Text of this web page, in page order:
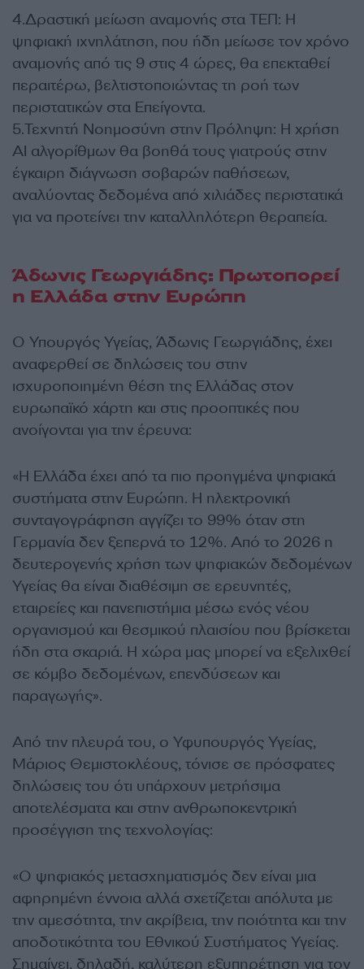
4.Δραστική μείωση αναμονής στα ΤΕΠ: Η
ψηφιακή ιχνηλάτηση, που ήδη μείωσε τον χρόνο
αναμονής από τις 9 στις 4 ώρες, θα επεκταθεί
περαιτέρω, βελτιστοποιώντας τη ροή των
περιστατικών στα Επείγοντα.
5.Τεχνητή Νοημοσύνη στην Πρόληψη: Η χρήση
AI αλγορίθμων θα βοηθά τους γιατρούς στην
έγκαιρη διάγνωση σοβαρών παθήσεων,
αναλύοντας δεδομένα από χιλιάδες περιστατικά
για να προτείνει την καταλληλότερη θεραπεία.
Άδωνις Γεωργιάδης: Πρωτοπορεί
η Ελλάδα στην Ευρώπη
Ο Υπουργός Υγείας, Άδωνις Γεωργιάδης, έχει
αναφερθεί σε δηλώσεις του στην
ισχυροποιημένη θέση της Ελλάδας στον
ευρωπαϊκό χάρτη και στις προοπτικές που
ανοίγονται για την έρευνα:
«Η Ελλάδα έχει από τα πιο προηγμένα ψηφιακά
συστήματα στην Ευρώπη. Η ηλεκτρονική
συνταγογράφηση αγγίζει το 99% όταν στη
Γερμανία δεν ξεπερνά το 12%. Από το 2026 η
δευτερογενής χρήση των ψηφιακών δεδομένων
Υγείας θα είναι διαθέσιμη σε ερευνητές,
εταιρείες και πανεπιστήμια μέσω ενός νέου
οργανισμού και θεσμικού πλαισίου που βρίσκεται
ήδη στα σκαριά. Η χώρα μας μπορεί να εξελιχθεί
σε κόμβο δεδομένων, επενδύσεων και
παραγωγής».
Από την πλευρά του, ο Υφυπουργός Υγείας,
Μάριος Θεμιστοκλέους, τόνισε σε πρόσφατες
δηλώσεις του ότι υπάρχουν μετρήσιμα
αποτελέσματα και στην ανθρωποκεντρική
προσέγγιση της τεχνολογίας:
«Ο ψηφιακός μετασχηματισμός δεν είναι μια
αφηρημένη έννοια αλλά σχετίζεται απόλυτα με
την αμεσότητα, την ακρίβεια, την ποιότητα και την
αποδοτικότητα του Εθνικού Συστήματος Υγείας.
Σημαίνει, δηλαδή, καλύτερη εξυπηρέτηση για τον